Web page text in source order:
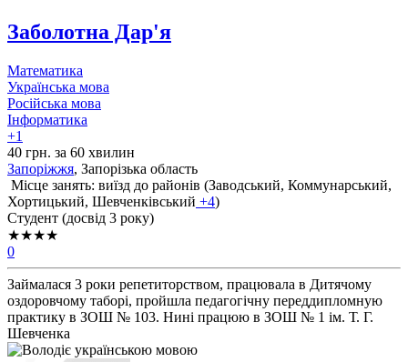
Заболотна Дар'я
Математика
Українська мова
Російська мова
Інформатика
+1
40 грн. за 60 хвилин
Запоріжжя, Запорізька область
Місце занять: виїзд до районів (Заводський, Коммунарський,
Хортицький, Шевченківський +4)
Cтудент (досвід 3 року)
★★★★
0
Займалася 3 роки репетиторством, працювала в Дитячому
оздоровчому таборі, пройшла педагогічну переддипломную
практику в ЗОШ № 103. Нині працюю в ЗОШ № 1 ім. Т. Г.
Шевченка